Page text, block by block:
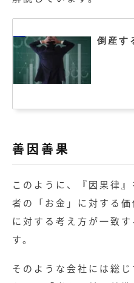
倒産す
善因善果
このように、『因果律
者の「お金」に対する価
に対する考え方が一致
す。
そのような会社には総